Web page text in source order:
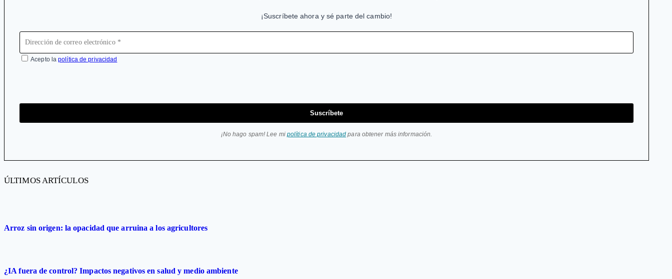
¡Suscríbete ahora y sé parte del cambio!
Acepto lapolítica de privacidad
Suscríbete
¡No hago spam! Lee mi política de privacidad para obtener más información.
ÚLTIMOS ARTÍCULOS
Arroz sin origen: la opacidad que arruina a los agricultores
¿IA fuera de control? Impactos negativos en salud y medio ambiente